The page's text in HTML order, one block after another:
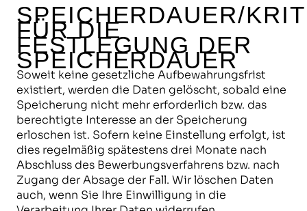
SPEICHERDAUER/
FÜR DIE
FESTLEGUNG DER
SPEICHERDAUER
Soweit keine gesetzliche Aufbewahrungsfrist
existiert, werden die Daten gelöscht, sobald eine
Speicherung nicht mehr erforderlich bzw. das
berechtigte Interesse an der Speicherung
erloschen ist. Sofern keine Einstellung erfolgt, ist
dies regelmäßig spätestens drei Monate nach
Abschluss des Bewerbungsverfahrens bzw. nach
Zugang der Absage der Fall. Wir löschen Daten
auch, wenn Sie Ihre Einwilligung in die